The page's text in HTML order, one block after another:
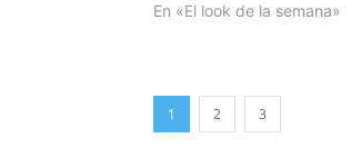
En «El look de la semana»
1 2 3